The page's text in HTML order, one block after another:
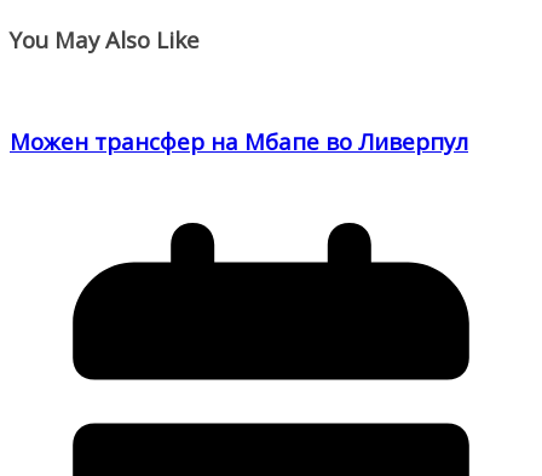
You May Also Like
Можен трансфер на Мбапе во Ливерпул